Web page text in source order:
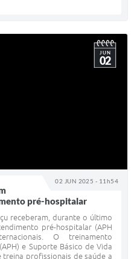
02 JUN 2025 - 11h54
JUN
02
pré-hospitalar
receberam, durante o último
pré-hospitalar (APH
O treinamento
e Suporte Básico de Vida
treina profissionais de saúde a